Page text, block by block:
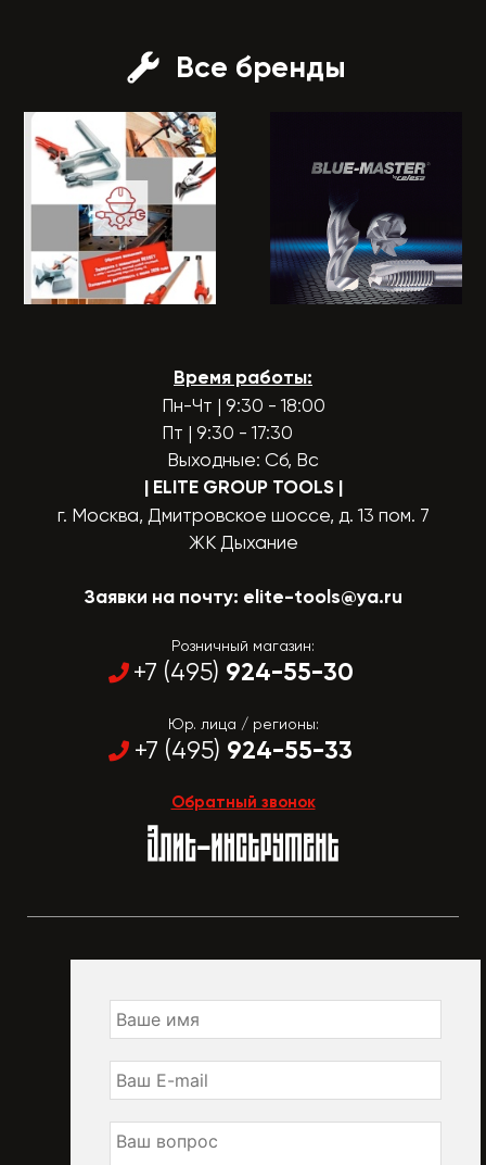
Все бренды
Время работы:
Пн-Чт | 9:30 - 18:00
Пт | 9:30 - 17:30
Выходные: Сб, Вс
| ELITE GROUP TOOLS |
г. Москва, Дмитровское шоссе, д. 13 пом. 7
ЖК Дыхание
Заявки на почту: elite-tools@ya.ru
Розничный магазин:
+7 (495) 924-55-30
Юр. лица / регионы:
+7 (495) 924-55-33
Обратный звонок